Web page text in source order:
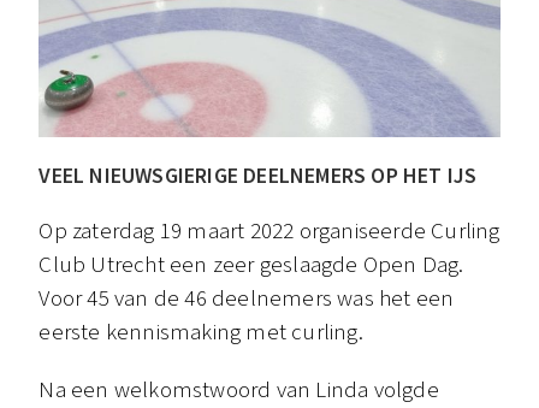
VEEL NIEUWSGIERIGE DEELNEMERS OP HET IJS
Op zaterdag 19 maart 2022 organiseerde Curling
Club Utrecht een zeer geslaagde Open Dag.
Voor 45 van de 46 deelnemers was het een
eerste kennismaking met curling.
Na een welkomstwoord van Linda volgde